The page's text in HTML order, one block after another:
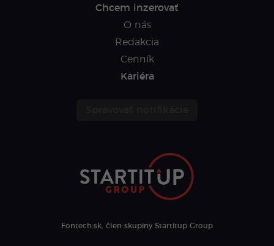
Chcem inzerovať
O nás
Redakcia
Cenník
Kariéra
Fontech.sk, člen skupiny Startitup Group